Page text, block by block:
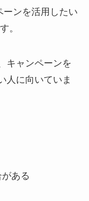
ーンを活用したい
。
キャンペーンを
人に向いていま
ある